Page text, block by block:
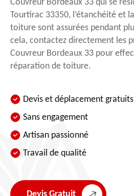
Couvreur Bordeaux 33 qui se
Tourtirac 33350, l’étanchéité et
toiture sont assurées pendant
cela, contactez directement les
Couvreur Bordeaux 33 pour
réparation de toiture.
Devis et déplacement gratuits
Sans engagement
Artisan passionné
Travail de qualité